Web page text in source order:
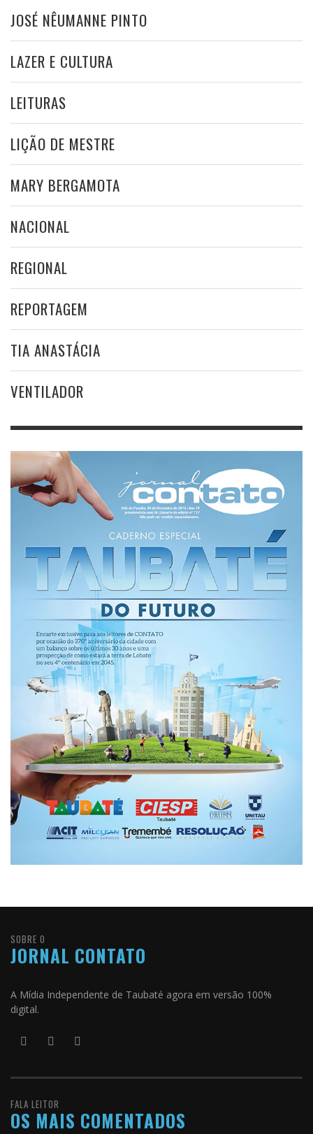
JOSÉ NÊUMANNE PINTO
LAZER E CULTURA
LEITURAS
LIÇÃO DE MESTRE
MARY BERGAMOTA
NACIONAL
REGIONAL
REPORTAGEM
TIA ANASTÁCIA
VENTILADOR
SOBRE O
JORNAL CONTATO
A Mídia Independente de Taubaté agora em versão 100%
digital.
FALA LEITOR
OS MAIS COMENTADOS